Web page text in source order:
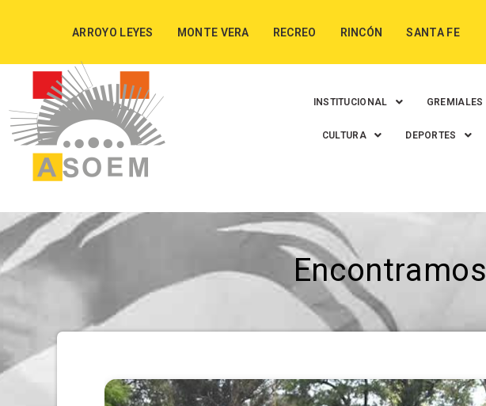
ARROYO LEYES MONTE VERA RECREO RINCÓN SANTA FE
INSTITUCIONAL GREMIALES
CULTURA DEPORTES
Encontramos